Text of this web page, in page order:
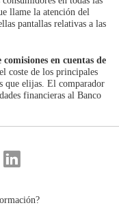
llame la atención del
pantallas relativas a las
en cuentas de
coste de los principales
que elijas. El comparador
financieras al Banco
Compartir
en